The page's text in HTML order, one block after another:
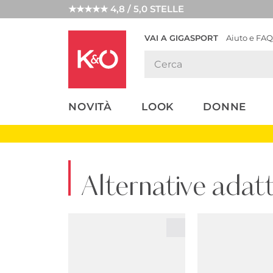
★★★★★ 4,8 / 5,0 STELLE
VAI A GIGASPORT Aiuto e FAQ
NOVITÀ LOOK DONNE
LOOK
WEDDING
Alternative